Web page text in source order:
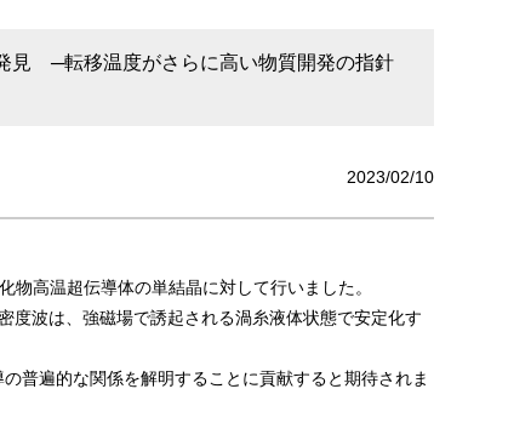
見 ─転移温度がさらに高い物質開発の指針
2023/02/10
高温超伝導体の単結晶に対して行いました。
度波は、強磁場で誘起される渦糸液体状態で安定化す
普遍的な関係を解明することに貢献すると期待されま